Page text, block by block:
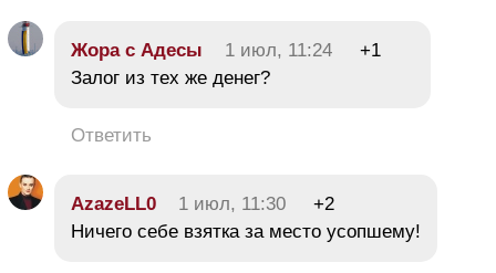
Жора с Адесы 1 июл, 11:24
+1
Залог из тех же денег?
Ответить
AzazeLL0 1 июл, 11:30
+2
Ничего себе взятка за место усопшему!